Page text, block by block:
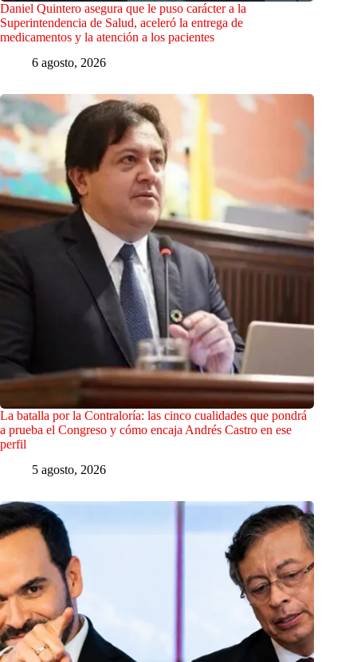
Daniel Quintero asegura que le puso carácter a la
Superintendencia de Salud, aceleró la entrega de
medicamentos y la atención a los pacientes
6 agosto, 2026
La batalla por la Contraloría: las cinco cualidades que pondrá
a prueba el Congreso y cómo encaja Andrés Castro en ese
perfil
5 agosto, 2026